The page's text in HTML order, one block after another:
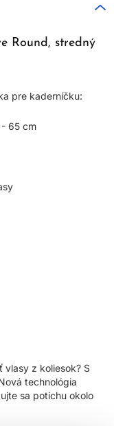
Round, stredný
pre kaderníčku:
65 cm
vlasy z koliesok? S
technológia
sa potichu okolo